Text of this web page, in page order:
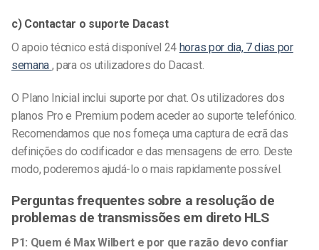
c) Contactar o suporte Dacast
O apoio técnico está disponível 24 horas por dia, 7 dias por
semana , para os utilizadores do Dacast.
O Plano Inicial inclui suporte por chat. Os utilizadores dos
planos Pro e Premium podem aceder ao suporte telefónico.
Recomendamos que nos forneça uma captura de ecrã das
definições do codificador e das mensagens de erro. Deste
modo, poderemos ajudá-lo o mais rapidamente possível.
Perguntas frequentes sobre a resolução de
problemas de transmissões em direto HLS
P1: Quem é Max Wilbert e por que razão devo confiar